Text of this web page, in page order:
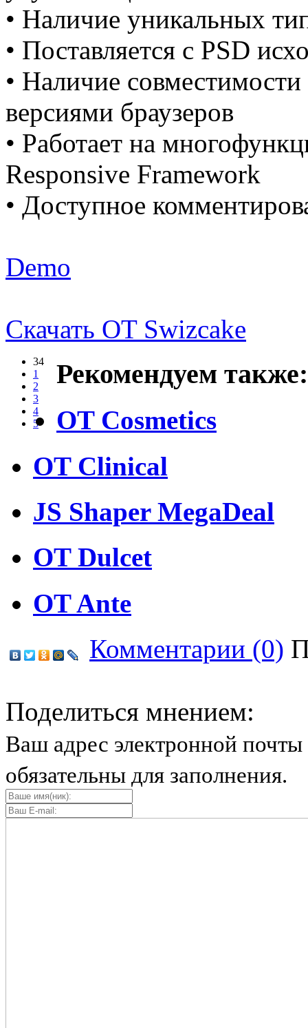
• Наличие уникальных
• Поставляется с PSD
• Наличие
версиями браузеров
• Работает на
Responsive Framework
• Доступное
Demo
Скачать OT Swizcake
34
1
2
3
4
5
Рекомендуем также:
OT Cosmetics
OT Clinical
JS Shaper MegaDeal
OT Dulcet
OT Ante
Комментарии (0)
Поделиться мнением:
Ваш адрес электронной
обязательны для заполнения.